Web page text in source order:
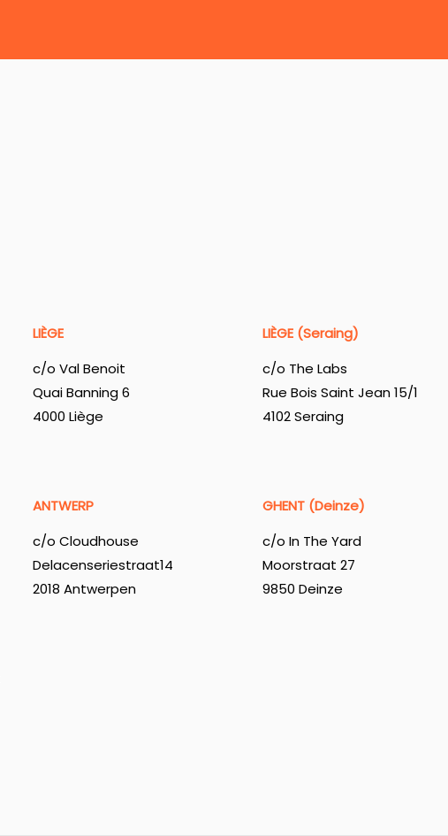
LIÈGE
c/o Val Benoit
Quai Banning 6
4000 Liège
LIÈGE (Seraing)
c/o The Labs
Rue Bois Saint Jean 15/1
4102 Seraing
ANTWERP
c/o Cloudhouse
Delacenseriestraat14
2018 Antwerpen
GHENT (Deinze)
c/o In The Yard
Moorstraat 27
9850 Deinze